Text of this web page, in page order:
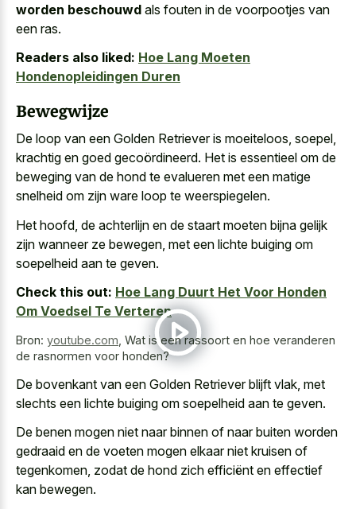
worden beschouwd als fouten in de voorpootjes van
een ras.
Readers also liked: Hoe Lang Moeten
Hondenopleidingen Duren
Bewegwijze
De loop van een Golden Retriever is moeiteloos, soepel,
krachtig en goed gecoördineerd. Het is essentieel om de
beweging van de hond te evalueren met een matige
snelheid om zijn ware loop te weerspiegelen.
Het hoofd, de achterlijn en de staart moeten bijna gelijk
zijn wanneer ze bewegen, met een lichte buiging om
soepelheid aan te geven.
Check this out: Hoe Lang Duurt Het Voor Honden
Om Voedsel Te Verteren
Bron: youtube.com, Wat is een rassoort en hoe veranderen
de rasnormen voor honden?
De bovenkant van een Golden Retriever blijft vlak, met
slechts een lichte buiging om soepelheid aan te geven.
De benen mogen niet naar binnen of naar buiten worden
gedraaid en de voeten mogen elkaar niet kruisen of
tegenkomen, zodat de hond zich efficiënt en effectief
kan bewegen.